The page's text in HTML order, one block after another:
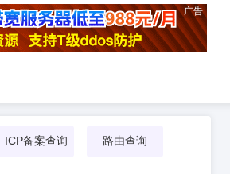
广告
ICP备案查询 路由查询